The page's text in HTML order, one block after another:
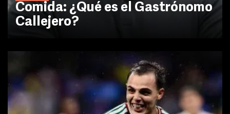
Comida: ¿Qué es el Gastrónomo
Callejero?